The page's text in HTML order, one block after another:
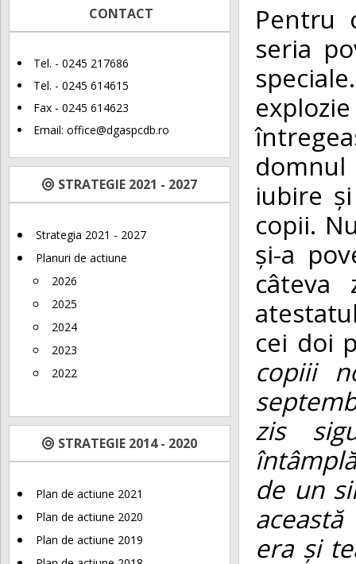
CONTACT
Tel. - 0245 217686
Tel. - 0245 614615
Fax - 0245 614623
Email: office@dgaspcdb.ro
STRATEGIE 2021 - 2027
Strategia 2021 - 2027
Planuri de actiune
2026
2025
2024
2023
2022
STRATEGIE 2014 - 2020
Plan de actiune 2021
Plan de actiune 2020
Plan de actiune 2019
Pentru
seria
iubire
copii.
și-a
câteva
cei doi
copiii
zis
de un
era și